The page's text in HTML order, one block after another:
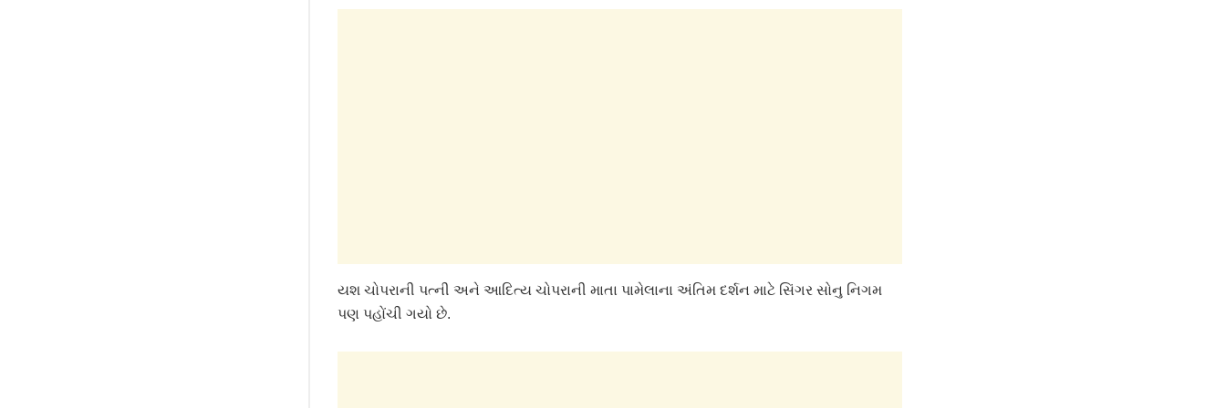
યશ ચોપરાની પત્ની અને આદિત્ય ચોપરાની માતા પામેલાના અંતિમ દર્શન માટે સિંગર સોનુ નિગમ
પણ પહોંચી ગયો છે.